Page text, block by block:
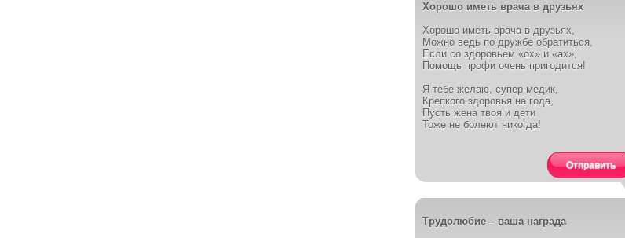
Хорошо иметь врача в друзьях
Хорошо иметь врача в друзьях,
Можно ведь по дружбе обратиться,
Если со здоровьем «ох» и «ах»,
Помощь профи очень пригодится!
Я тебе желаю, супер-медик,
Крепкого здоровья на года,
Пусть жена твоя и дети
Тоже не болеют никогда!
Отправить
Трудолюбие – ваша награда